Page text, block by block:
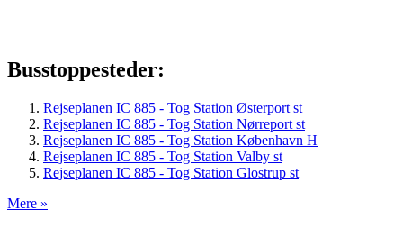
Busstoppesteder:
Rejseplanen IC 885 - Tog Station Østerport st
Rejseplanen IC 885 - Tog Station Nørreport st
Rejseplanen IC 885 - Tog Station København H
Rejseplanen IC 885 - Tog Station Valby st
Rejseplanen IC 885 - Tog Station Glostrup st
Mere »